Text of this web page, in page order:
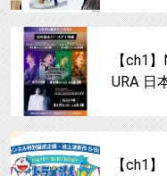
【ch1
URA 日
【ch1